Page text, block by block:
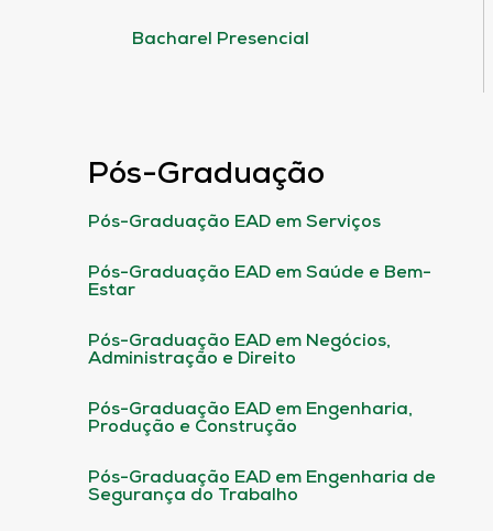
Bacharel Presencial
Pós-Graduação
Pós-Graduação EAD em Serviços
Pós-Graduação EAD em Saúde e Bem-
Estar
Pós-Graduação EAD em Negócios,
Administração e Direito
Pós-Graduação EAD em Engenharia,
Produção e Construção
Pós-Graduação EAD em Engenharia de
Segurança do Trabalho